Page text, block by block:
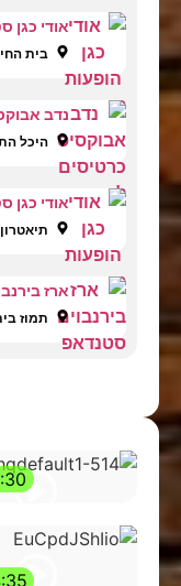
אודי כגן
בית
נדב
היכל
אודי כגן
ארז
תמוז